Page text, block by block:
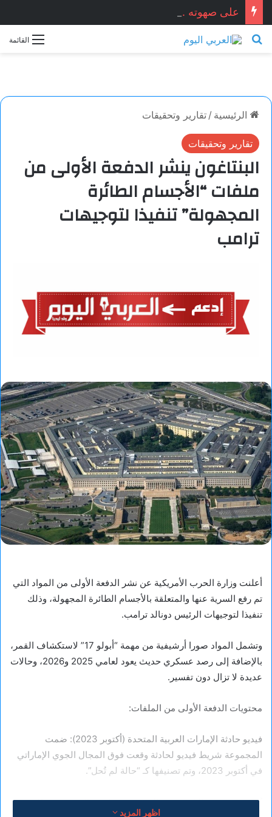
على صهوته . . . ميسون أسعد / سوريا
القائمة بحث عن
الرئيسية / تقارير وتحقيقات
تقارير وتحقيقات
البنتاغون ينشر الدفعة الأولى من
ملفات “الأجسام الطائرة
المجهولة” تنفيذا لتوجيهات
ترامب
أعلنت وزارة الحرب الأمريكية عن نشر الدفعة الأولى من المواد التي
تم رفع السرية عنها والمتعلقة بالأجسام الطائرة المجهولة، وذلك
تنفيذا لتوجيهات الرئيس دونالد ترامب.
وتشمل المواد صورا أرشيفية من مهمة “أبولو 17” لاستكشاف القمر،
بالإضافة إلى رصد عسكري حديث يعود لعامي 2025 و2026، وحالات
عديدة لا تزال دون تفسير.
محتويات الدفعة الأولى من الملفات:
فيديو حادثة الإمارات العربية المتحدة (أكتوبر 2023): ضمت
المجموعة شريط فيديو لحادثة وقعت فوق المجال الجوي الإماراتي
في أكتوبر 2023، وتم تصنيفها كـ “حالة لم تُحل”.
يُظهر التسجيل، الذي نشرته الوزارة جسما مضيئا يتحرك بشكل
اظهر المزيد